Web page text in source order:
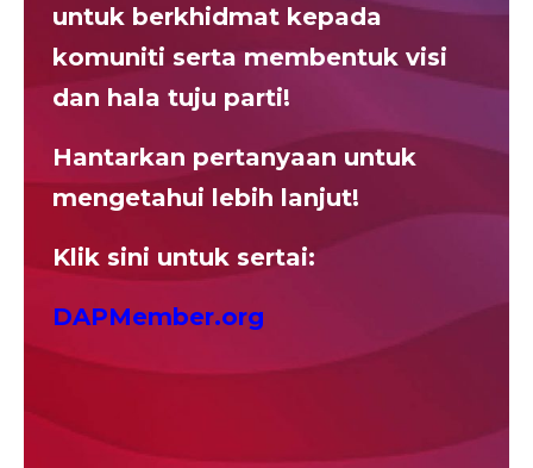
untuk berkhidmat kepada
komuniti serta membentuk visi
dan hala tuju parti!
Hantarkan pertanyaan untuk
mengetahui lebih lanjut!
Klik sini untuk sertai:
DAPMember.org